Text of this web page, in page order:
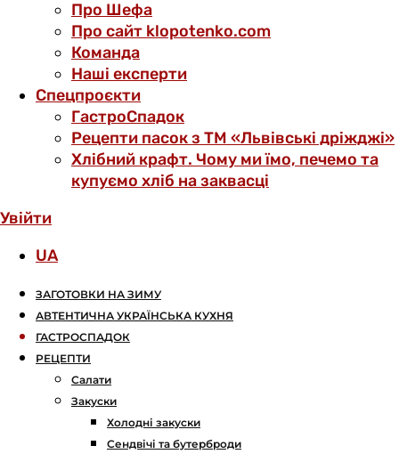
Про Шефа
Про сайт klopotenko.com
Команда
Наші експерти
Спецпроєкти
ГастроСпадок
Рецепти пасок з ТМ «Львівські дріжджі»
Хлібний крафт. Чому ми їмо, печемо та
купуємо хліб на заквасці
Увійти
UA
ЗАГОТОВКИ НА ЗИМУ
АВТЕНТИЧНА УКРАЇНСЬКА КУХНЯ
ГАСТРОСПАДОК
РЕЦЕПТИ
Салати
Закуски
Холодні закуски
Сендвічі та бутерброди